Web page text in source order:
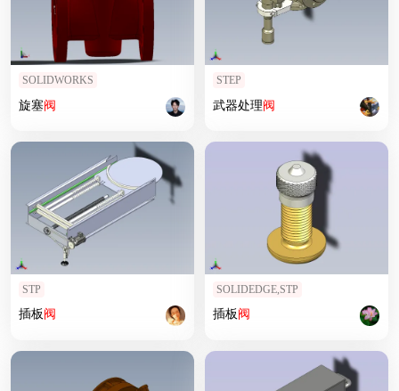
SOLIDWORKS
旋塞阀
STEP
武器处理阀
STP
插板阀
SOLIDEDGE,STP
插板阀